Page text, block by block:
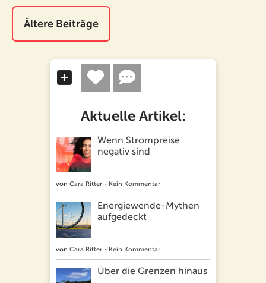
Ältere Beiträge
Aktuelle Artikel:
Wenn Strompreise
negativ sind
von Cara Ritter - Kein Kommentar
Energiewende-Mythen
aufgedeckt
von Cara Ritter - Kein Kommentar
Über die Grenzen hinaus